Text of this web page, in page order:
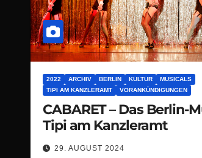
2022 ARCHIV BERLIN KULTUR
MUSICALS
TIPI AM KANZLERAMT
VORANKÜNDIGUNGEN
CABARET – Das Berlin-
Tipi am Kanzleramt
29. AUGUST 2024